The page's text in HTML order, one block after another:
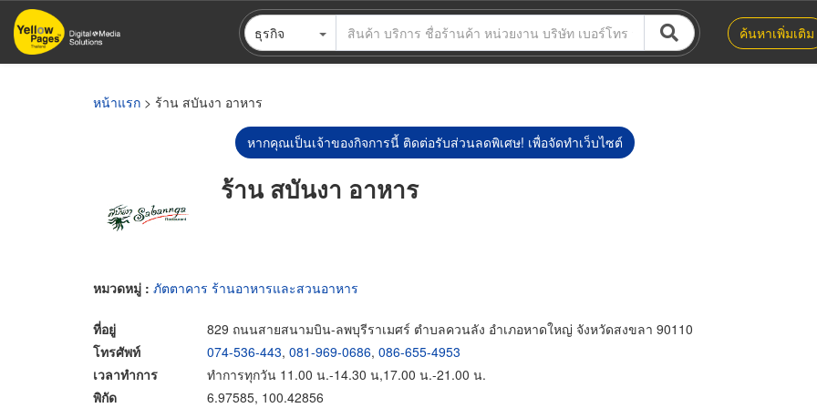
ข้าม
ไป
ธุรกิจ ค้นหาเพิ่มเติม
หน้าแรก > ร้าน สบันงา อาหาร
หากคุณเป็นเจ้าของกิจการนี้ ติดต่อรับส่วนลดพิเศษ! เพื่อจัดทำเว็บไซต์
ร้าน สบันงา อาหาร
หมวดหมู่ : ภัตตาคาร ร้านอาหารและสวนอาหาร
ที่อยู่
829 ถนนสายสนามบิน-ลพบุรีราเมศร์ ตำบลควนลัง อำเภอหาดใหญ่ จังหวัดสงขลา 90110
โทรศัพท์
074-536-443, 081-969-0686, 086-655-4953
เวลาทำการ
ทำการทุกวัน 11.00 น.-14.30 น,17.00 น.-21.00 น.
พิกัด
6.97585, 100.42856